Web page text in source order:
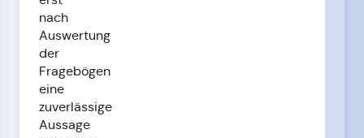
nach
Auswertung
der
Fragebögen
eine
zuverlässige
Aussage